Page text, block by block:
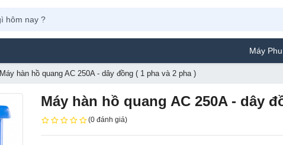
Máy Phun Sơn
Máy hàn hồ quang AC 250A - dây đồng ( 1 pha và 2 pha )
Máy hàn hồ quang AC 250A - dây
(0 đánh giá)